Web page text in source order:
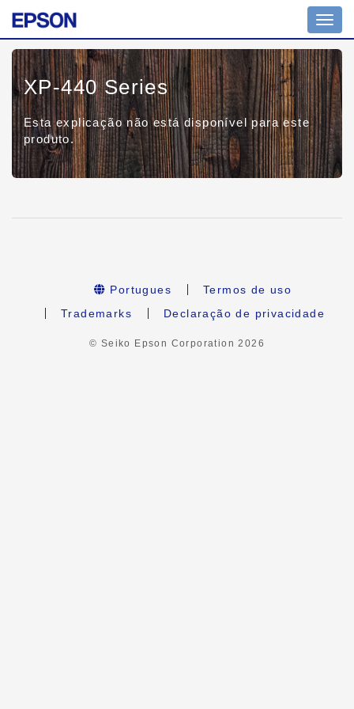
XP-440 Series
Esta explicação não está disponível para este
produto.
Portugues
Termos de uso
Trademarks
Declaração de privacidade
© Seiko Epson Corporation2026